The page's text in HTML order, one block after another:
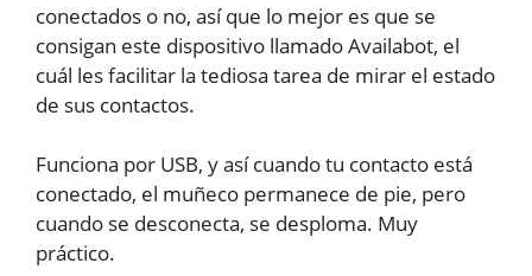
conectados o no, así que lo mejor es que se
consigan este dispositivo llamado Availabot, el
cuál les facilitar la tediosa tarea de mirar el estado
de sus contactos.
Funciona por USB, y así cuando tu contacto está
conectado, el muñeco permanece de pie, pero
cuando se desconecta, se desploma. Muy
práctico.